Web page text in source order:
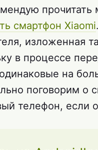
прочитать
смартфон Xiaomi
изложенная
в процессе
на
поговорим о
телефон, если